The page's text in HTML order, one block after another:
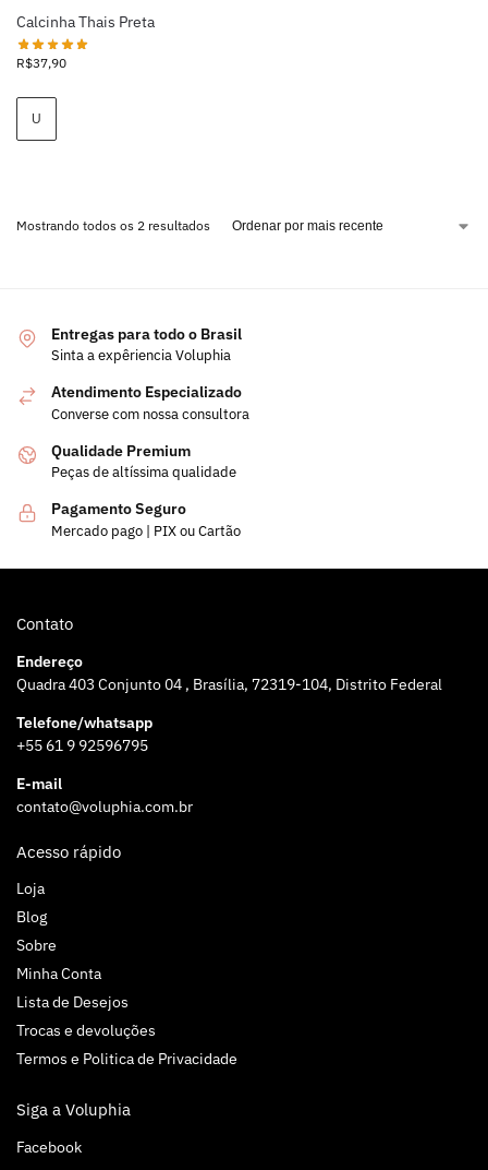
Calcinha Thais Preta
R$37,90
U
Mostrando todos os 2 resultados
Entregas para todo o Brasil
Sinta a expêriencia Voluphia
Atendimento Especializado
Converse com nossa consultora
Qualidade Premium
Peças de altíssima qualidade
Pagamento Seguro
Mercado pago | PIX ou Cartão
Contato
Endereço
Quadra 403 Conjunto 04 , Brasília, 72319-104, Distrito Federal
Telefone/whatsapp
+55 61 9 92596795
E-mail
contato@voluphia.com.br
Acesso rápido
Loja
Blog
Sobre
Minha Conta
Lista de Desejos
Trocas e devoluções
Termos e Politica de Privacidade
Siga a Voluphia
Facebook